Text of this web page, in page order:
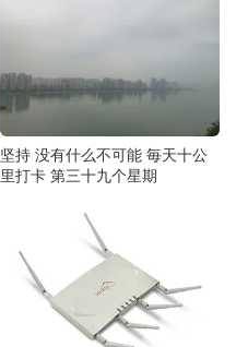
坚持 没有什么不可能 毎天十公
里打卡 第三十九个星期